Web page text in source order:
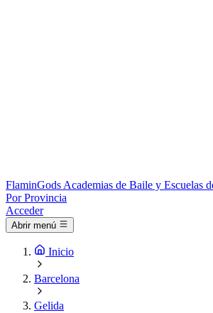
FlaminGods Academias de Baile y Escuelas
Por Provincia
Acceder
Abrir menú
Inicio
Barcelona
Gelida